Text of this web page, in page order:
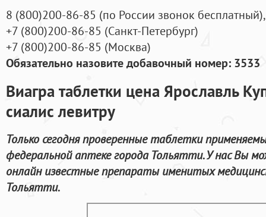
8 (800)200-86-85 (по России звонок бесплатный),
+7 (800)200-86-85 (Санкт-Петербург)
+7 (800)200-86-85 (Москва)
Обязательно назовите добавочный номер: 3533
Виагра таблетки цена Ярославль
сиалис левитру
Только сегодня проверенные таблетки
федеральной аптеке города Тольятти. У нас Вы
онлайн известные препараты именитых
Тольятти.